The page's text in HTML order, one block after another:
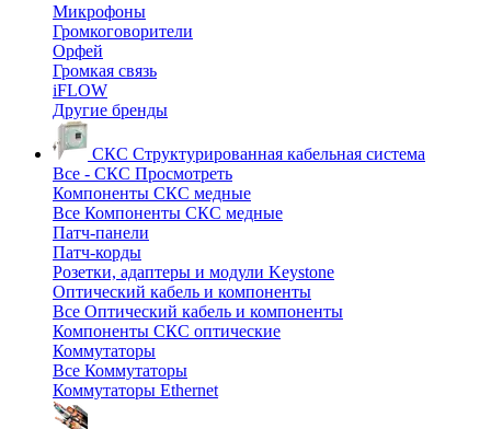
Микрофоны
Громкоговорители
Орфей
Громкая связь
iFLOW
Другие бренды
СКС Структурированная кабельная система
Все - СКС Просмотреть
Компоненты СКС медные
Все Компоненты СКС медные
Патч-панели
Патч-корды
Розетки, адаптеры и модули Keystone
Оптический кабель и компоненты
Все Оптический кабель и компоненты
Компоненты СКС оптические
Коммутаторы
Все Коммутаторы
Коммутаторы Ethernet